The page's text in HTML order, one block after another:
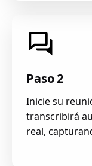
Paso 2
Inicie su
transcribirá
real,